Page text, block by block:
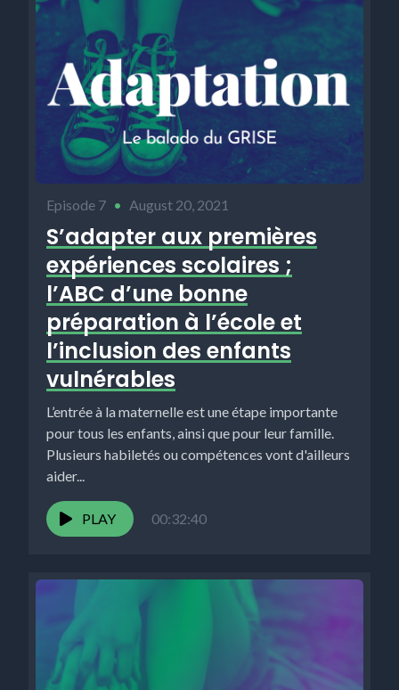
Episode 7 • August 20, 2021
S’adapter aux premières
expériences scolaires ;
l’ABC d’une bonne
préparation à l’école et
l’inclusion des enfants
vulnérables
L’entrée à la maternelle est une étape importante
pour tous les enfants, ainsi que pour leur famille.
Plusieurs habiletés ou compétences vont d'ailleurs
aider...
PLAY 00:32:40